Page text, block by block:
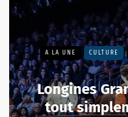
A LA UNE CULTURE
Longines
tout